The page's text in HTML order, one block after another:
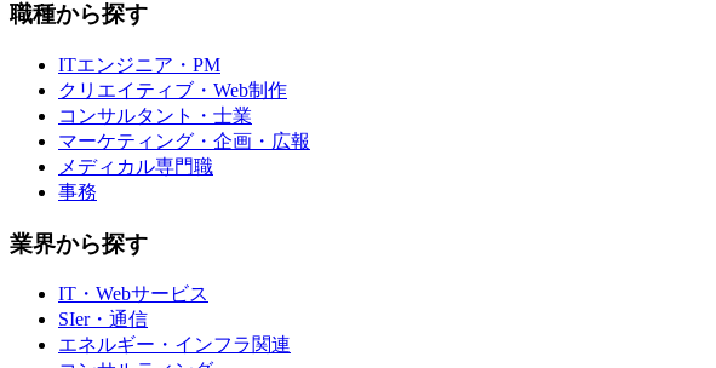
職種から探す
ITエンジニア・PM
クリエイティブ・Web制作
コンサルタント・士業
マーケティング・企画・広報
メディカル専門職
事務
業界から探す
IT・Webサービス
SIer・通信
エネルギー・インフラ関連